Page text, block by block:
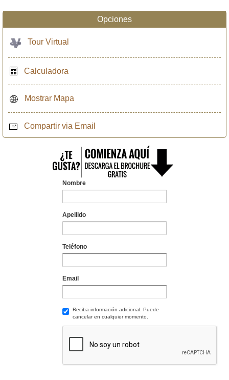
Opciones
Tour Virtual
Calculadora
Mostrar Mapa
Compartir via Email
Nombre
Apellido
Teléfono
Email
Reciba información adicional. Puede
cancelar en cualquier momento.